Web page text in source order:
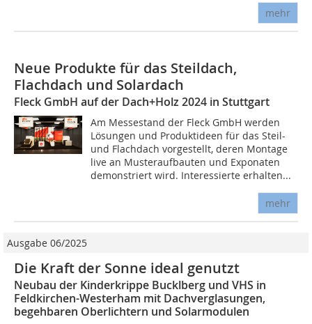
mehr
Neue Produkte für das Steildach,
Flachdach und Solardach
Fleck GmbH auf der Dach+Holz 2024 in Stuttgart
Am Messestand der Fleck GmbH werden
Lösungen und Produktideen für das Steil-
und Flachdach vorgestellt, deren Montage
live an Musteraufbauten und Exponaten
demonstriert wird. Interessierte erhalten...
mehr
Ausgabe 06/2025
Die Kraft der Sonne ideal genutzt
Neubau der Kinderkrippe Bucklberg und VHS in
Feldkirchen-Westerham mit Dachverglasungen,
begehbaren Oberlichtern und Solarmodulen